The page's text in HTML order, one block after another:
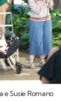
e Susie Romano